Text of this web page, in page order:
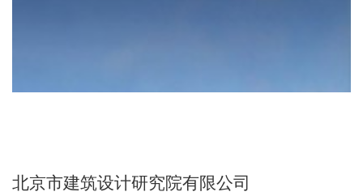
北京市建筑设计研究院有限公司